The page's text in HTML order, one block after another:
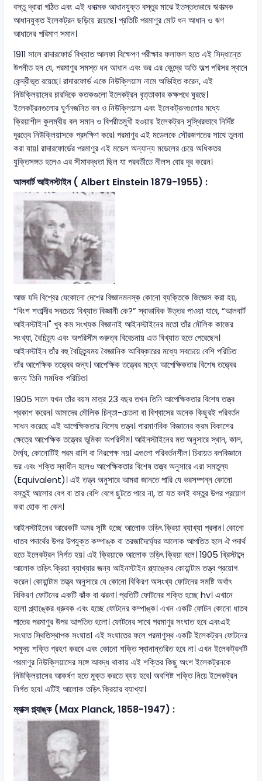
বস্তু দ্বারা গঠিত এবং এই ধনাত্মক আধানযুক্ত বস্তুর মাঝে ইতস্ততভাবে ঋণাত্মক
আধানযুক্ত ইলেকট্রন ছড়িয়ে রয়েছে। প্রতিটি পরমাণুর মোট ধন আধান ও ঋণ
আধানের পরিমাণ সমান।
1911 সালে রাদারফোর্ড বিখ্যাত আলফা বিক্ষেপণ পরীক্ষার ফলাফল হতে এই সিদ্ধান্তে
উপনীত হন যে, পরমাণুর সমস্ত ধন আধান এবং ভর এর কেন্দ্রে অতি অল্প পরিসর স্থানে
কেন্দ্রীভূত রয়েছে। রাদারফোর্ড একে নিউক্লিয়াস নামে অভিহিত করেন, এই
নিউক্লিয়াসের চারদিকে কতকগুলো ইলেকট্রন বৃত্তাকার কক্ষপথে ঘুরছে।
ইলেকট্রনগুলোর ঘূর্ণনজনিত বল ও নিউক্লিয়াস এবং ইলেকট্রনগুলোর মধ্যে
ক্রিয়াশীল কুলম্বীয় বল সমান ও বিপরীতমুখী হওয়ায় ইলেকট্রন সুস্থিরভাবে নির্দিষ্ট
দূরত্বে নিউক্লিয়াসকে প্রদক্ষিণ করে। পরমাণুর এই মডেলকে সৌরজগতের সাথে তুলনা
করা যায়। রাদারফোর্ডের পরমাণুর এই মডেল অন্যান্য মডেলের চেয়ে অধিকতর
যুক্তিসঙ্গত হলেও এর সীমাবদ্ধতা ছিল যা পরবর্তীতে নীলস বোর দূর করেন।
আলবার্ট আইনস্টাইন ( Albert Einstein 1879-1955) :
আজ যদি বিশ্বের যেকোনো দেশের বিজ্ঞানমনস্ক কোনো ব্যক্তিকে জিজ্ঞেস করা হয়,
“বিংশ শতাব্দীর সবচেয়ে বিখ্যাত বিজ্ঞানী কে?” স্বাভাবিক উত্তর পাওয়া যাবে, “আলবার্ট
আইনস্টাইন।" খুব কম সংখ্যক বিজ্ঞানাই আইনস্টাইনের মতো তাঁর মৌলিক কাজের
সংখ্যা, বৈচিত্র্য এবং অপরিসীম গুরুত্ব বিবেচনায় এত বিখ্যাত হতে পেরেছেন।
আইনস্টাইন তাঁর বহু বৈচিত্র্যময় বৈজ্ঞানিক আবিষ্কারের মধ্যে সবচেয়ে বেশি পরিচিত
তাঁর আপেক্ষিক তত্ত্বের জন্য। আপেক্ষিক তত্ত্বের মধ্যে আপেক্ষিকতার বিশেষ তত্ত্বের
জন্য তিনি সমধিক পরিচিত।
1905 সালে যখন তাঁর বয়স মাত্র 23 বছর তখন তিনি আপেক্ষিকতার বিশেষ তত্ত্ব
প্রকাশ করেন। আমাদের মৌলিক চিন্তা-চেতনা বা বিশ্বাসের অনেক কিছুরই পরিবর্তন
সাধন করেছে এই আপেক্ষিকতার বিশেষ তত্ত্ব। পারমাণবিক বিজ্ঞানের ক্রম বিকাশের
ক্ষেত্রে আপেক্ষিক তত্ত্বের ভূমিকা অপরিসীম। আইনস্টাইনের মত অনুসারে স্থান, কাল,
দৈর্ঘ্য, কোনোটিই পরম রাশি বা নিরপেক্ষ নয়। এগুলো পরিবর্তনশীল। চিরায়ত বলবিজ্ঞানে
ভর এবং শক্তি স্বাধীন হলেও আপেক্ষিকতার বিশেষ তত্ত্ব অনুসারে এরা সমতুল্য
(Equivalent)। এই তত্ত্ব অনুসারে আমরা জানতে পারি যে ভরসম্পন্ন কোনো
বস্তুই আলোর বেগ বা তার বেশি বেগে ছুটতে পারে না, তা যত বলই বস্তুর উপর প্রয়োগ
করা হোক না কেন।
আইনস্টাইনের আরেকটি অমর সৃষ্টি হচ্ছে আলোক তড়িৎ ক্রিয়া ব্যাখ্যা প্রদান। কোনো
ধাতব পদার্থের উপর উপযুক্ত কম্পাঙ্ক বা তরজাদৈর্ঘ্যের আলোক আপতিত হলে ঐ পদার্থ
হতে ইলেকট্রন নির্গত হয়। এই ক্রিয়াকে আলোক তড়িৎ ক্রিয়া বলে। 1905 খ্রিস্টাব্দে
আলোক তড়িৎ ক্রিয়া ব্যাখ্যার জন্য আইনস্টাইন প্ল্যাঙ্কের কোয়ান্টাম তত্ত্ব প্রয়োগ
করেন। কোয়ান্টাম তত্ত্ব অনুসারে যে কোনো বিকিরণ অসংখ্য ফোটনের সমষ্টি অর্থাৎ
বিকিরণ ফোটনের একটি ঝাঁক বা ঝরনা। প্রতিটি ফোটনের শক্তি হচ্ছে hv। এখানে
হলো প্ল্যাঙ্কের ধ্রুবক এবং হচ্ছে ফোটনের কম্পাঙ্ক। এখন একটি ফোটন কোনো ধাতব
পাতের পরমাণুর উপর আপতিত হলো। ফোটনের সাথে পরমাণুর সংঘাত হবে এবংএই
সংঘাত স্থিতিস্থাপক সংঘাত। এই সংঘাতের ফলে পরমাণুস্থ একটি ইলেকট্রন ফোটনের
সমুদয় শক্তি গ্রহণ করবে এবং কোনো শক্তি স্থানান্তরিত হবে না। এখন ইলেকট্রনটি
পরমাণুর নিউক্লিয়াসের সঙ্গে আবদ্ধ থাকায় এই শক্তির কিছু অংশ ইলেকট্রনকে
নিউক্লিয়াসের আকর্ষণ হতে মুক্ত করতে ব্যয় হবে। অবশিষ্ট শক্তি নিয়ে ইলেকট্রন
নির্গত হবে। এটিই আলোক তড়িৎ ক্রিয়ার ব্যাখ্যা।
ম্যাক্স প্ল্যাঙ্ক (Max Planck, 1858-1947) :